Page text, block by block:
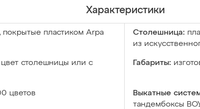
Характеристики
пластиком Arpa
Столешница:
из
столешницы или с
Габариты:
цветов Выкатные
тандембоксы